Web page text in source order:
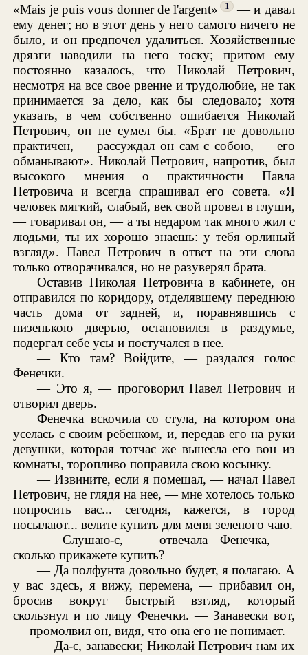
«Mais je puis vous donner de l'argent»
1 — и давал
ему денег; но в этот день у него самого ничего не
было, и он предпочел удалиться. Хозяйственные
дрязги наводили на него тоску; притом ему
постоянно казалось, что Николай Петрович,
несмотря на все свое рвение и трудолюбие, не так
принимается за дело, как бы следовало; хотя
указать, в чем собственно ошибается Николай
Петрович, он не сумел бы. «Брат не довольно
практичен, — рассуждал он сам с собою, — его
обманывают». Николай Петрович, напротив, был
высокого мнения о практичности Павла
Петровича и всегда спрашивал его совета. «Я
человек мягкий, слабый, век свой провел в глуши,
— говаривал он, — а ты недаром так много жил с
людьми, ты их хорошо знаешь: у тебя орлиный
взгляд». Павел Петрович в ответ на эти слова
только отворачивался, но не разуверял брата.
Оставив Николая Петровича в кабинете, он
отправился по коридору, отделявшему переднюю
часть дома от задней, и, поравнявшись с
низенькою дверью, остановился в раздумье,
подергал себе усы и постучался в нее.
— Кто там? Войдите, — раздался голос
Фенечки.
— Это я, — проговорил Павел Петрович и
отворил дверь.
Фенечка вскочила со стула, на котором она
уселась с своим ребенком, и, передав его на руки
девушки, которая тотчас же вынесла его вон из
комнаты, торопливо поправила свою косынку.
— Извините, если я помешал, — начал Павел
Петрович, не глядя на нее, — мне хотелось только
попросить вас... сегодня, кажется, в город
посылают... велите купить для меня зеленого чаю.
— Слушаю-с, — отвечала Фенечка, —
сколько прикажете купить?
— Да полфунта довольно будет, я полагаю. А
у вас здесь, я вижу, перемена, — прибавил он,
бросив вокруг быстрый взгляд, который
скользнул и по лицу Фенечки. — Занавески вот,
— промолвил он, видя, что она его не понимает.
— Да-с, занавески; Николай Петрович нам их